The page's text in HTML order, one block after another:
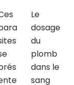
Le
dosage
du
plomb
dans le
sang